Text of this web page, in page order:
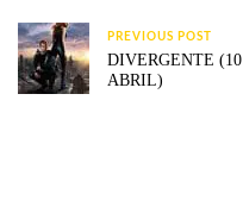
PREVIOUS POST
DIVERGENTE (10
ABRIL)